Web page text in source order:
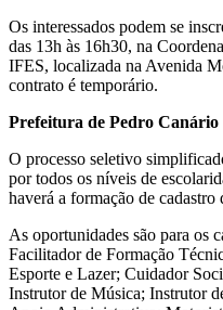
Os interessados podem se
das 13h às 16h30, na
IFES, localizada na Avenida
contrato é temporário.
Prefeitura de Pedro Canário
O processo seletivo
por todos os níveis de
haverá a formação de cadastro
As oportunidades são para os
Facilitador de Formação
Esporte e Lazer; Cuidador
Instrutor de Música; Instrutor